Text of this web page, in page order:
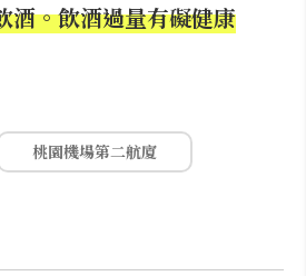
酒。飲酒過量有礙健康
桃園機場第二航廈